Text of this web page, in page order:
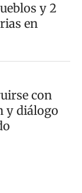
y 2
en
con
y diálogo